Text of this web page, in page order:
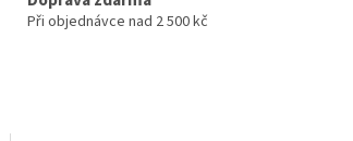
Při objednávce nad 2 500 kč